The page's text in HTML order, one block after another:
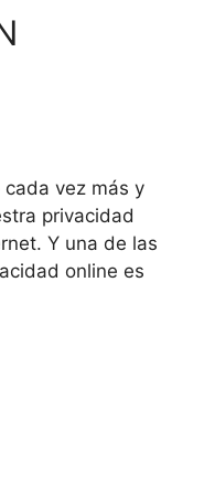
vez más y
privacidad
Y una de las
online es